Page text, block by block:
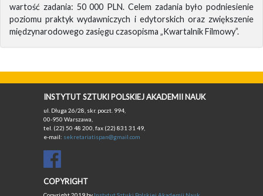
wartość zadania: 50 000 PLN. Celem zadania było podniesienie
poziomu praktyk wydawniczych i edytorskich oraz zwiększenie
międzynarodowego zasięgu czasopisma „Kwartalnik Filmowy”.
INSTYTUT SZTUKI POLSKIEJ AKADEMII NAUK
ul. Długa 26/28, skr. poczt. 994,
00-950 Warszawa,
tel. (22) 50 48 200, fax (22) 831 31 49,
e-mail: sekretariatispan@gmail.com
COPYRIGHT